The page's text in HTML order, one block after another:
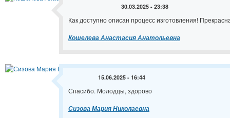
30.03.2025 - 23:38
Как доступно описан процесс изготовления!
Кошелева Анастасия Анатольевна
15.06.2025 - 16:44
Спасибо. Молодцы, здорово
Сизова Мария Николаевна